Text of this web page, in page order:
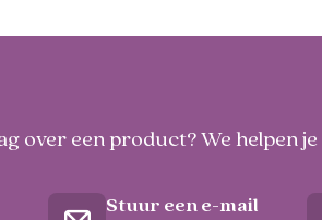
over een product? We helpen
Stuur een e-mail